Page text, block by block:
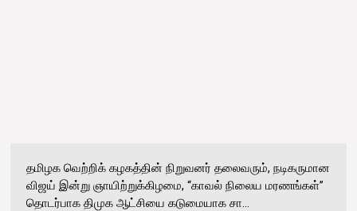
தமிழக வெற்றிக் கழகத்தின் நிறுவனர் தலைவரும், நடிகருமான
விஜய் இன்று ஞாயிற்றுக்கிழமை, “காவல் நிலைய மரணங்கள்”
தொடர்பாக திமுக ஆட்சியை கடுமையாக சா...